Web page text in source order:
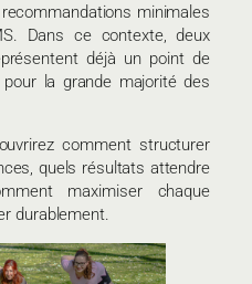
minimales
Dans ce contexte, deux
déjà un point de
la grande majorité des
comment structurer
quels résultats attendre
maximiser chaque
durablement.